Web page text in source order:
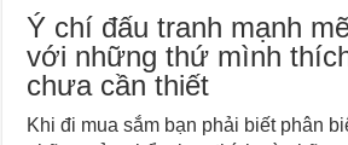
Ý chí đấu tranh mạnh
với những thứ mình
chưa cần thiết
Khi đi mua sắm bạn phải biết phân